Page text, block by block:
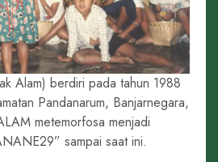
Alam) berdiri pada tahun 1988
Pandanarum, Banjarnegara,
metemorfosa menjadi
sampai saat ini.